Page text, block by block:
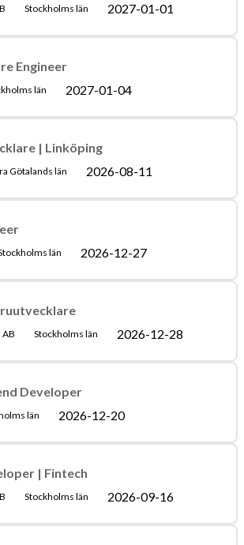
Stockholms län 2027-01-01
Engineer
län 2027-01-04
| Linköping
Götalands län 2026-08-11
län 2026-12-27
Stockholms län 2026-12-28
Developer
län 2026-12-20
| Fintech
Stockholms län 2026-09-16